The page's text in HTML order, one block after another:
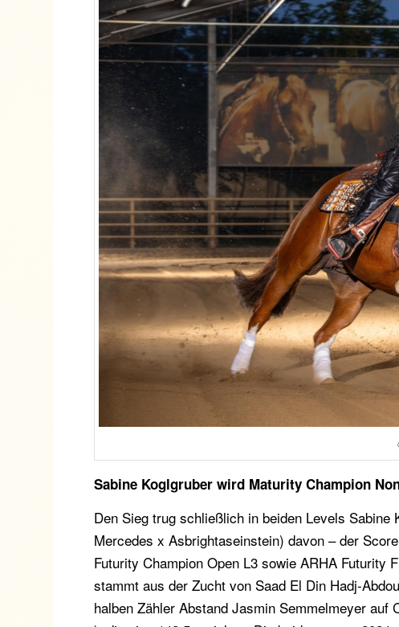
Sabine Koglgruber wird Maturity Champion
Den Sieg trug schließlich in beiden Levels
Mercedes x Asbrightaseinstein) davon – der
Futurity Champion Open L3 sowie ARHA Futurity
stammt aus der Zucht von Saad El Din Hadj-
halben Zähler Abstand Jasmin Semmelmeyer